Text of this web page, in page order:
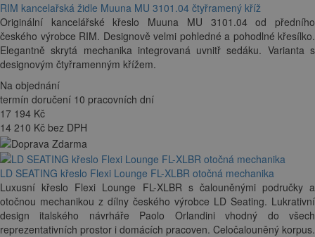
RIM kancelařská židle Muuna MU 3101.04 čtyřramený kříž
Originální kancelářské křeslo Muuna MU 3101.04 od předního
českého výrobce RIM. Designově velmi pohledné a pohodlné křesílko.
Elegantně skrytá mechanika integrovaná uvnitř sedáku. Varianta s
designovým čtyřramenným křížem.
Na objednání
termín doručení 10 pracovních dní
17 194 Kč
14 210 Kč bez DPH
LD SEATING křeslo Flexi Lounge FL-XLBR otočná mechanika
Luxusní křeslo Flexi Lounge FL-XLBR s čalouněnými područky a
otočnou mechanikou z dílny českého výrobce LD Seating. Lukrativní
design italského návrháře Paolo Orlandini vhodný do všech
reprezentativních prostor i domácích pracoven. Celočalouněný korpus.